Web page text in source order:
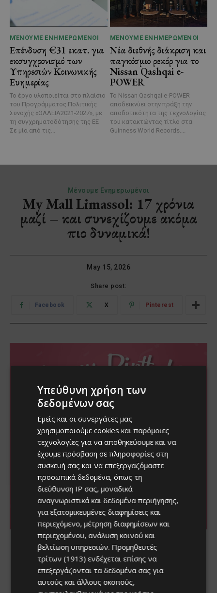
ΜΈΝΟΥΜΕ ΕΝΗΜΕΡΩΜΈΝΟΙ
Επένδυση €31 εκατ. για
εκσυγχρονισμό των
Υπηρεσιών Κοινωνικής
Ευημερίας
Το έργο υλοποιείται στο πλαίσιο
του Προγράμματος Πολιτικής
Συνοχής «ΘΑΛΕΙΑ2021-2027», με
τη συγχρηματοδότησης της ΕΕ
Σε μία από τις...
ΜΈΝΟΥΜΕ ΕΝΗΜΕΡΩΜΈΝΟΙ
Νέα διεθνής διάκριση και
παγκόσμιο ρεκόρ για το
Nissan Qashqai e-
POWER
Το Nissan Qashqai e-POWER
αποδεικνύει στην πράξη την
αποδοτικότητα της τεχνολογίας
του κατακτώντας τίτλο στα
Guinness World Records....
Υπεύθυνη χρήση των
δεδομένων σας
Εμείς και οι συνεργάτες μας
χρησιμοποιούμε cookies και παρόμοιες
τεχνολογίες για να αποθηκεύουμε και να
έχουμε πρόσβαση σε πληροφορίες στη
συσκευή σας και να επεξεργαζόμαστε
προσωπικά δεδομένα, όπως τη
διεύθυνση IP σας, μοναδικά
αναγνωριστικά και δεδομένα περιήγησης,
για εξατομικευμένες διαφημίσεις και
περιεχόμενο, μέτρηση διαφημίσεων και
περιεχομένου, ανάλυση κοινού και
βελτίωση υπηρεσιών. Προμηθευτές
τρίτων (1913) ενδέχεται επίσης να
επεξεργάζονται τα δεδομένα σας για
αυτούς και άλλους σκοπούς,